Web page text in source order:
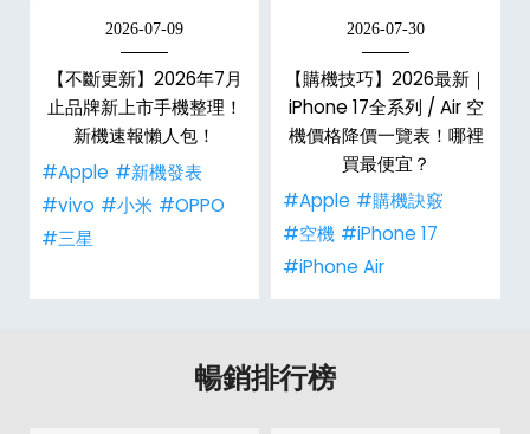
2026-07-09
【不斷更新】2026年7月
止品牌新上市手機整理！
新機速報懶人包！
#Apple #新機發表
#vivo #小米 #OPPO
#三星
2026-07-30
【購機技巧】2026最新｜
iPhone 17全系列 / Air 空
機價格降價一覽表！哪裡
買最便宜？
#Apple #購機訣竅
#空機 #iPhone 17
#iPhone Air
暢銷排行榜